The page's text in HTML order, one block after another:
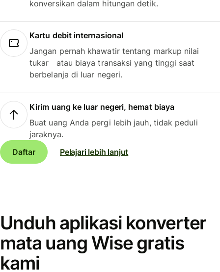
konversikan dalam hitungan detik.
Kartu debit internasional
Jangan pernah khawatir tentang markup nilai
tukar atau biaya transaksi yang tinggi saat
berbelanja di luar negeri.
Kirim uang ke luar negeri, hemat biaya
Buat uang Anda pergi lebih jauh, tidak peduli
jaraknya.
Daftar
Pelajari lebih lanjut
Unduh aplikasi konverter
mata uang Wise gratis
kami